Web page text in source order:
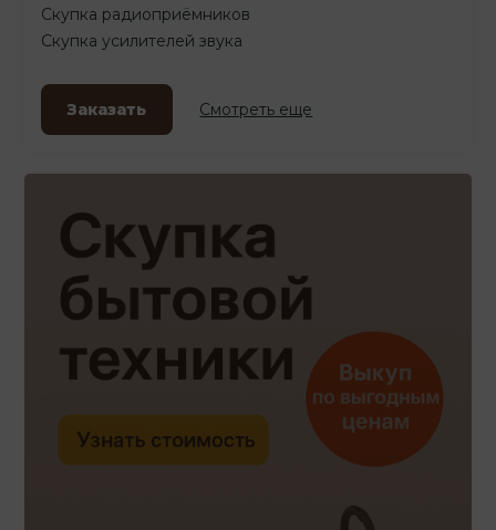
Скупка радиоприёмников
Скупка усилителей звука
Заказать Смотреть еще